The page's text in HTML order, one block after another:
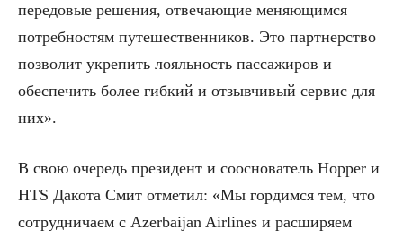
передовые решения, отвечающие меняющимся
потребностям путешественников. Это партнерство
позволит укрепить лояльность пассажиров и
обеспечить более гибкий и отзывчивый сервис для
них».
В свою очередь президент и сооснователь Hopper и
HTS Дакота Смит отметил: «Мы гордимся тем, что
сотрудничаем с Azerbaijan Airlines и расширяем